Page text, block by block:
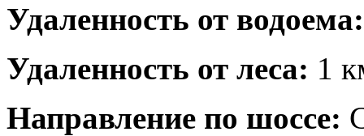
Удаленность от водоема:
Удаленность от леса: 1
Направление по шоссе: